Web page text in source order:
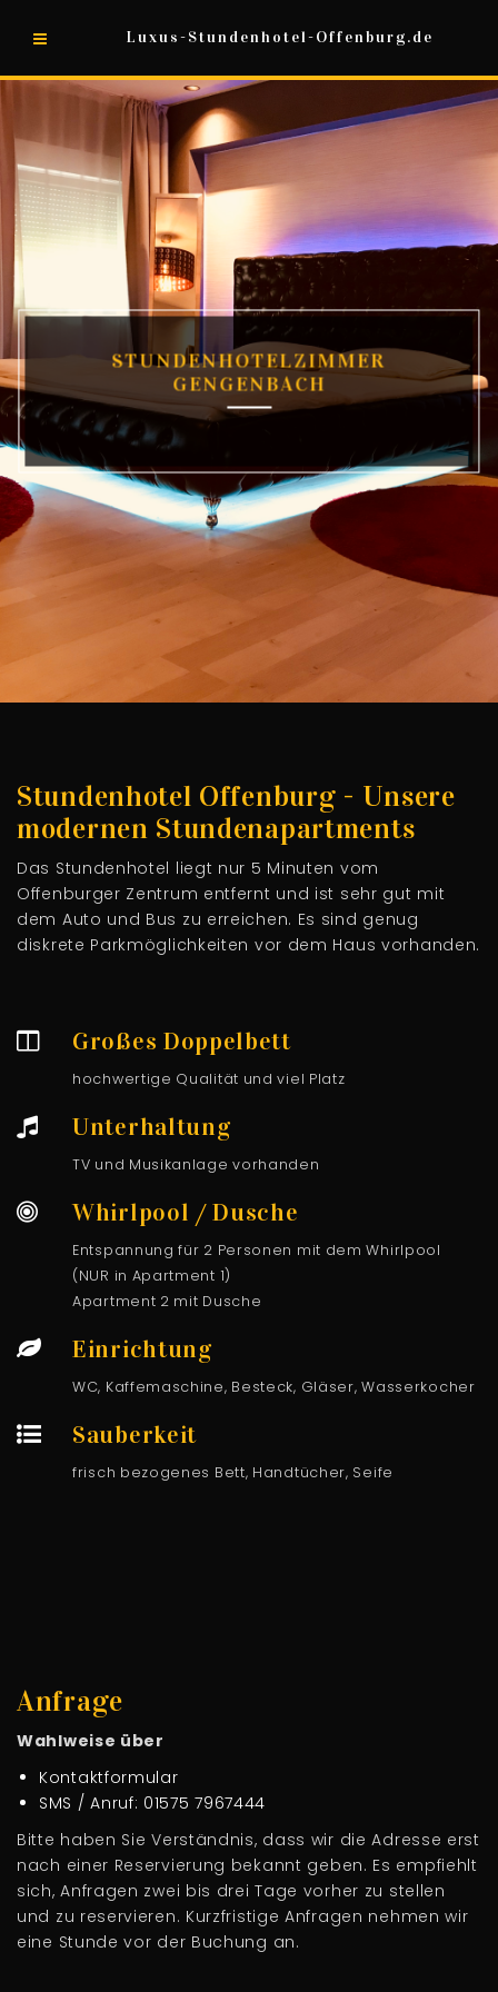
Luxus-Stundenhotel-Offenburg.de
STUNDENHOTELZIMMER
GENGENBACH
Stundenhotel Offenburg - Unsere
modernen Stundenapartments
Das Stundenhotel liegt nur 5 Minuten vom
Offenburger Zentrum entfernt und ist sehr gut mit
dem Auto und Bus zu erreichen. Es sind genug
diskrete Parkmöglichkeiten vor dem Haus vorhanden.
Großes Doppelbett
hochwertige Qualität und viel Platz
Unterhaltung
TV und Musikanlage vorhanden
Whirlpool / Dusche
Entspannung für 2 Personen mit dem Whirlpool
(NUR in Apartment 1)
Apartment 2 mit Dusche
Einrichtung
WC, Kaffemaschine, Besteck, Gläser, Wasserkocher
Sauberkeit
frisch bezogenes Bett, Handtücher, Seife
Anfrage
Wahlweise über
Kontaktformular
SMS / Anruf: 01575 7967444
Bitte haben Sie Verständnis, dass wir die Adresse erst
nach einer Reservierung bekannt geben. Es empfiehlt
sich, Anfragen zwei bis drei Tage vorher zu stellen
und zu reservieren. Kurzfristige Anfragen nehmen wir
eine Stunde vor der Buchung an.